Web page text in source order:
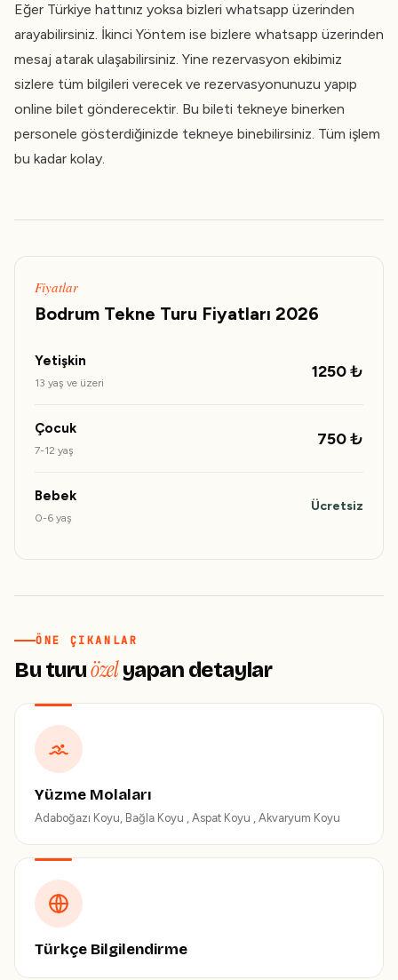
Eğer Türkiye hattınız yoksa bizleri whatsapp üzerinden
arayabilirsiniz. İkinci Yöntem ise bizlere whatsapp üzerinden
mesaj atarak ulaşabilirsiniz. Yine rezervasyon ekibimiz
sizlere tüm bilgileri verecek ve rezervasyonunuzu yapıp
online bilet gönderecektir. Bu bileti tekneye binerken
personele gösterdiğinizde tekneye binebilirsiniz. Tüm işlem
bu kadar kolay.
Fiyatlar
Bodrum Tekne Turu Fiyatları 2026
Yetişkin
13 yaş ve üzeri
1250 ₺
Çocuk
7-12 yaş
750 ₺
Bebek
0-6 yaş
Ücretsiz
ÖNE ÇIKANLAR
Bu turuözelyapan detaylar
Yüzme Molaları
Adaboğazı Koyu, Bağla Koyu , Aspat Koyu , Akvaryum Koyu
Türkçe Bilgilendirme